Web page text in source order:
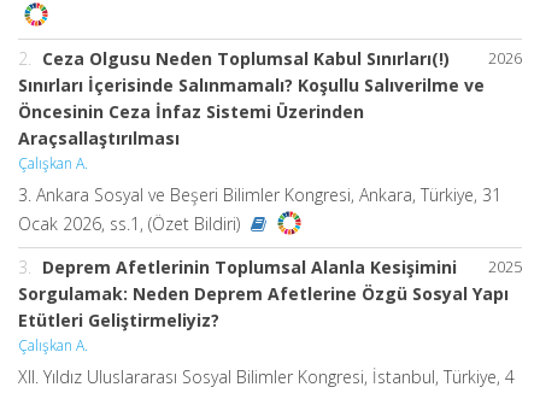
2026
2. Ceza Olgusu Neden Toplumsal Kabul Sınırları(!)
Sınırları İçerisinde Salınmamalı? Koşullu Salıverilme ve
Öncesinin Ceza İnfaz Sistemi Üzerinden
Araçsallaştırılması
Çalışkan A.
3. Ankara Sosyal ve Beşeri Bilimler Kongresi, Ankara, Türkiye, 31
Ocak 2026, ss.1, (Özet Bildiri)
2025
3. Deprem Afetlerinin Toplumsal Alanla Kesişimini
Sorgulamak: Neden Deprem Afetlerine Özgü Sosyal Yapı
Etütleri Geliştirmeliyiz?
Çalışkan A.
XII. Yıldız Uluslararası Sosyal Bilimler Kongresi, İstanbul, Türkiye, 4